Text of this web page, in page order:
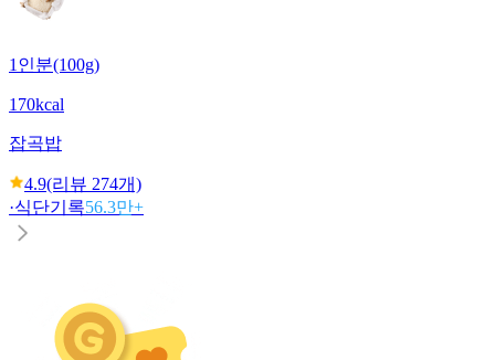
1인분(100g)
170kcal
잡곡밥
4.9(리뷰 274개)
·식단기록56.3만+